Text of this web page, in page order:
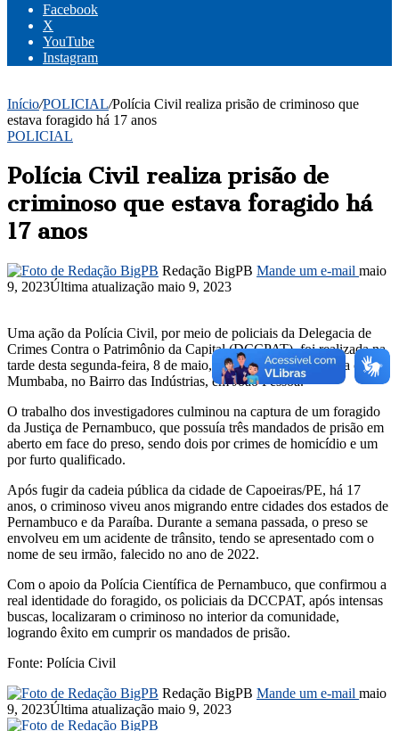
Facebook
X
YouTube
Instagram
Início/POLICIAL/Polícia Civil realiza prisão de criminoso que
estava foragido há 17 anos
POLICIAL
Polícia Civil realiza prisão de
criminoso que estava foragido há
17 anos
Redação BigPB Mande um e-mail maio
9, 2023Última atualização maio 9, 2023
Uma ação da Polícia Civil, por meio de policiais da Delegacia de
Crimes Contra o Patrimônio da Capital (DCCPAT), foi realizada na
tarde desta segunda-feira, 8 de maio, na localidade conhecida como
Mumbaba, no Bairro das Indústrias, em João Pessoa.
O trabalho dos investigadores culminou na captura de um foragido
da Justiça de Pernambuco, que possuía três mandados de prisão em
aberto em face do preso, sendo dois por crimes de homicídio e um
por furto qualificado.
Após fugir da cadeia pública da cidade de Capoeiras/PE, há 17
anos, o criminoso viveu anos migrando entre cidades dos estados de
Pernambuco e da Paraíba. Durante a semana passada, o preso se
envolveu em um acidente de trânsito, tendo se apresentado com o
nome de seu irmão, falecido no ano de 2022.
Com o apoio da Polícia Científica de Pernambuco, que confirmou a
real identidade do foragido, os policiais da DCCPAT, após intensas
buscas, localizaram o criminoso no interior da comunidade,
logrando êxito em cumprir os mandados de prisão.
Fonte: Polícia Civil
Redação BigPB Mande um e-mail maio
9, 2023Última atualização maio 9, 2023